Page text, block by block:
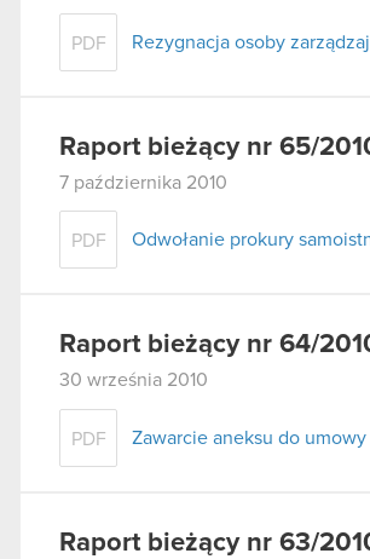
PDF Rezygnacja osoby
Raport bieżący nr 65/
7 października 2010
PDF Odwołanie prokury
Raport bieżący nr 64/
30 września 2010
PDF Zawarcie aneksu do
Raport bieżący nr 63/